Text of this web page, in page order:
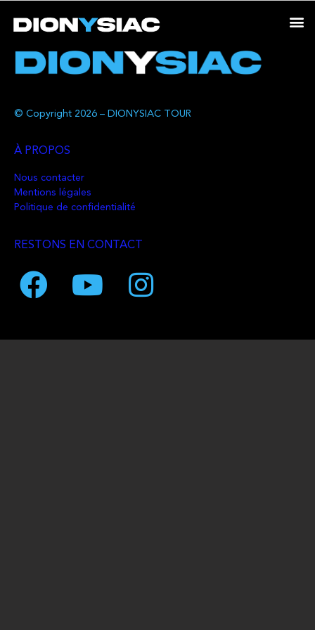
© Copyright 2026 – DIONYSIAC TOUR
À PROPOS
Nous contacter
Mentions légales
Politique de confidentialité
RESTONS EN CONTACT